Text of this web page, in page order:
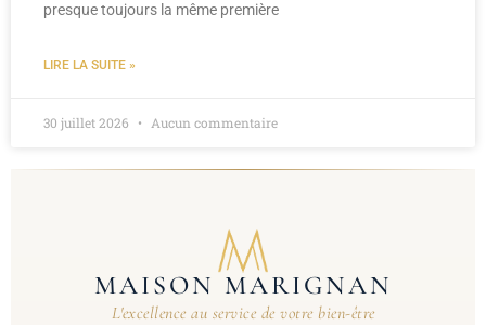
presque toujours la même première
LIRE LA SUITE »
30 juillet 2026 Aucun commentaire
MAISON MARIGNAN
L'excellence au service de votre bien-être